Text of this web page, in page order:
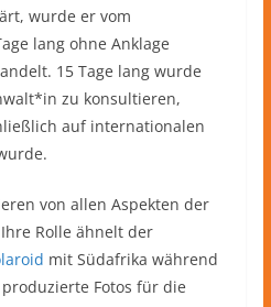
wurde er vom
lang ohne Anklage
15 Tage lang wurde
zu konsultieren,
auf internationalen
von allen Aspekten der
Rolle ähnelt der
mit Südafrika während
Fotos für die